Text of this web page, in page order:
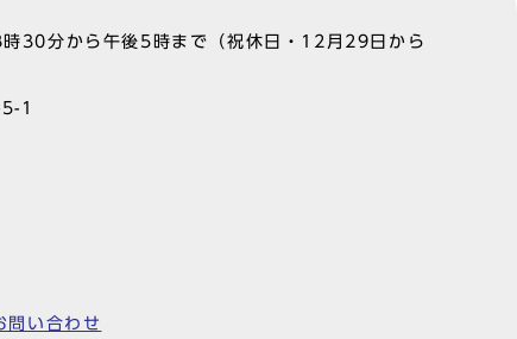
30分から午後5時まで（祝休日・12月29日から
1
問い合わせ